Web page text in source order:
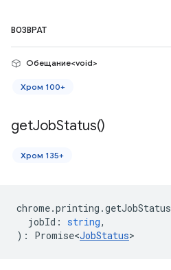
ВОЗВРАТ
Обещание<void>
Хром 100+
getJobStatus()
Хром 135+
chrome.printing .getJobStatus
jobId : string,
) : Promise<JobStatus>